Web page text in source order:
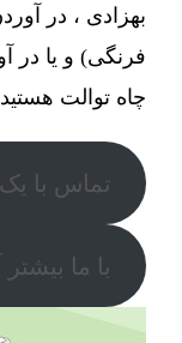
بهزادی ، در
فرنگی) و یا در
چاه توالت
تماس با یک
با ما